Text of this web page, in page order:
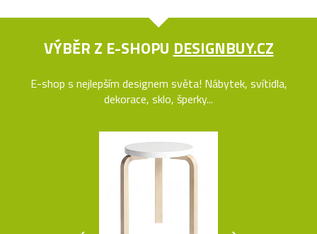
VÝBĚR Z E-SHOPU DESIGNBUY.CZ
E-shop s nejlepším designem světa! Nábytek, svítidla,
dekorace, sklo, šperky...